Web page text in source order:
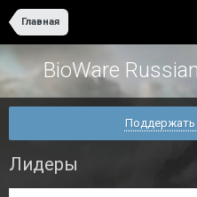
Главная
BioWare
Поддержать
Лидеры